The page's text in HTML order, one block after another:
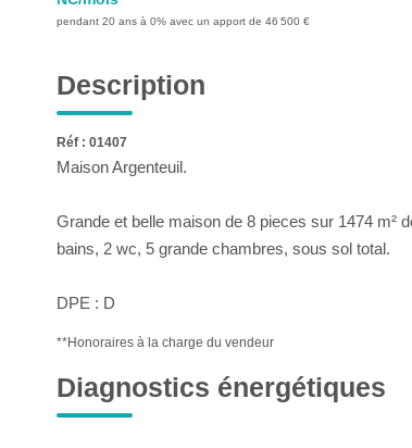
pendant 20 ans à 0% avec un apport de 46 500 €
Description
Réf : 01407
Maison Argenteuil.
Grande et belle maison de 8 pieces sur 1474 m²
bains, 2 wc, 5 grande chambres, sous sol total.
DPE : D
**Honoraires à la charge du vendeur
Diagnostics énergétiques